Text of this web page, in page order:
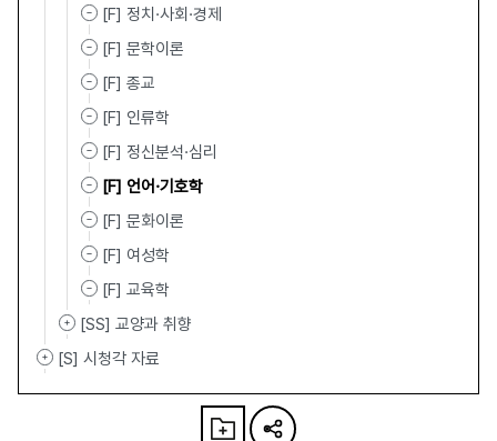
[F] 정치·사회·경제
[F] 문학이론
[F] 종교
[F] 인류학
[F] 정신분석·심리
[F] 언어·기호학
[F] 문화이론
[F] 여성학
[F] 교육학
[SS] 교양과 취향
[S] 시청각 자료